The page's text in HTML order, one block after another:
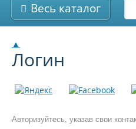
Весь каталог
▲
Логин
Авторизуйтесь, указав свои